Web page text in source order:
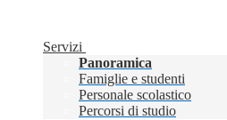
Servizi
Panoramica
Famiglie e studenti
Personale scolastico
Percorsi di studio